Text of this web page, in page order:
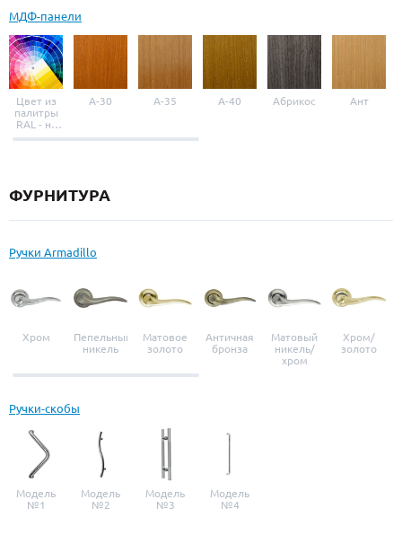
МДФ-панели
Цвет из
палитры
RAL - на
выбор
A-30 A-35 A-40 Абрикос Ант
ФУРНИТУРА
Ручки Armadillo
Хром
Пепельный
никель
Матовое
золото
Античная
бронза
Матовый
никель/
хром
Хром/
золото
Ручки-скобы
Модель
№1
Модель
№2
Модель
№3
Модель
№4